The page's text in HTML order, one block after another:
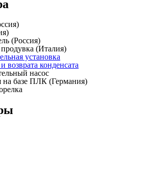
(Россия)
(Италия)
установка
возврата конденсата
насос
базе ПЛК (Германия)